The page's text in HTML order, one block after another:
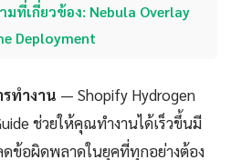
มที่เกี่ยวข้อง: Nebula Overlay
Deployment
ทำงาน — Shopify Hydrogen
ช่วยให้คุณทำงานได้เร็วขึ้นมี
ข้อผิดพลาดในยุคที่ทุกอย่างต้อง